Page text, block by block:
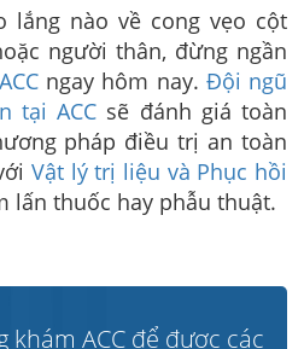
lắng nào về cong vẹo cột
người thân, đừng ngần
ngay hôm nay. Đội ngũ
tại ACC sẽ đánh giá toàn
pháp điều trị an toàn
Vật lý trị liệu và Phục hồi
lấn thuốc hay phẫu thuật.
khám ACC để được các